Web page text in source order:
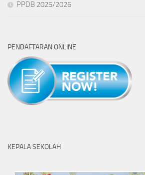
PPDB 2025/2026
PENDAFTARAN ONLINE
KEPALA SEKOLAH